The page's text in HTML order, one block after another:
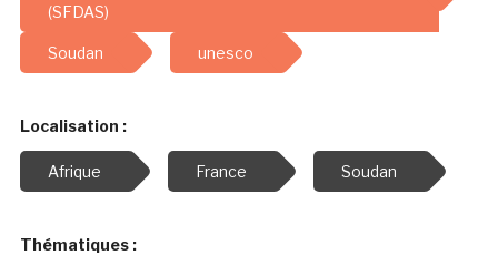
(SFDAS)
Soudan unesco
Localisation :
Afrique France Soudan
Thématiques :